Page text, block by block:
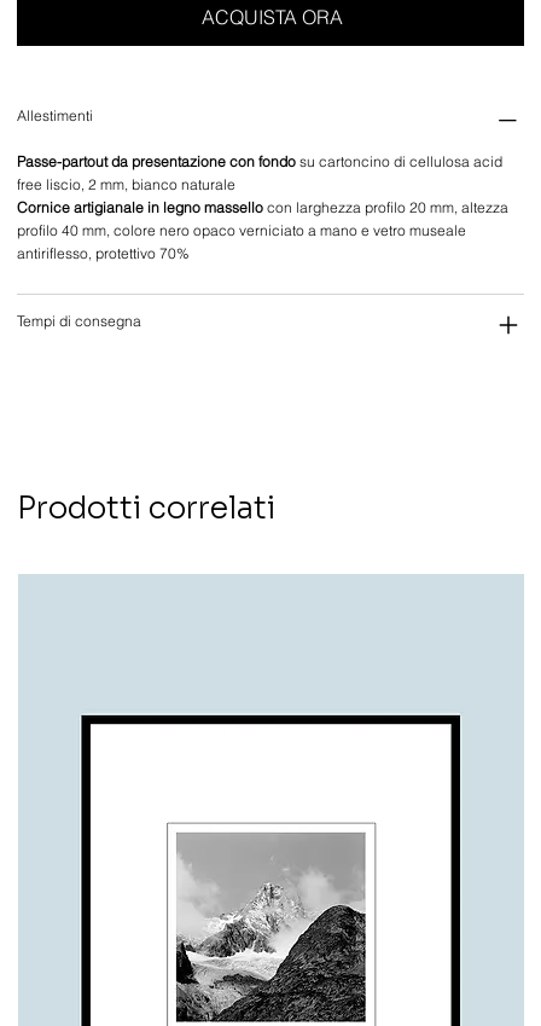
ACQUISTA ORA
Allestimenti
Passe-partout da presentazione con fondo su cartoncino di cellulosa acid
free liscio, 2 mm, bianco naturale
Cornice artigianale in legno massello con larghezza profilo 20 mm, altezza
profilo 40 mm, colore nero opaco verniciato a mano e vetro museale
antiriflesso, protettivo 70%
Tempi di consegna
Prodotti correlati